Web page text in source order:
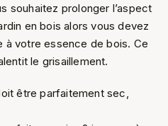
souhaitez prolonger l’aspect
en bois alors vous devez
à votre essence de bois. Ce
le grisaillement.
être parfaitement sec,